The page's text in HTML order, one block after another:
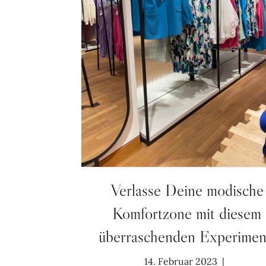
Verlasse Deine modische
Komfortzone mit diesem
überraschenden
14. Februar 2023